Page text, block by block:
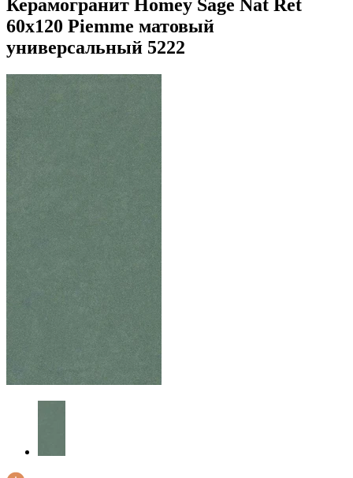
Керамогранит Homey Sage Nat Ret
60x120 Piemme матовый
универсальный 5222